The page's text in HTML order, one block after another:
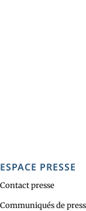
ESPACE PRESSE
Contact presse
Communiqués de